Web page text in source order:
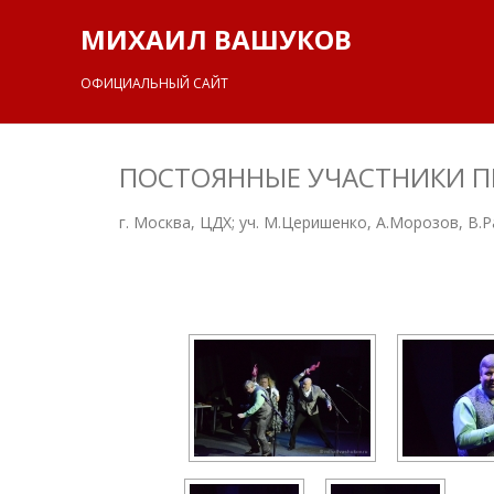
МИХАИЛ ВАШУКОВ
ОФИЦИАЛЬНЫЙ САЙТ
ПОСТОЯННЫЕ УЧАСТНИКИ
г. Москва, ЦДХ; уч. М.Церишенко, А.Морозов,